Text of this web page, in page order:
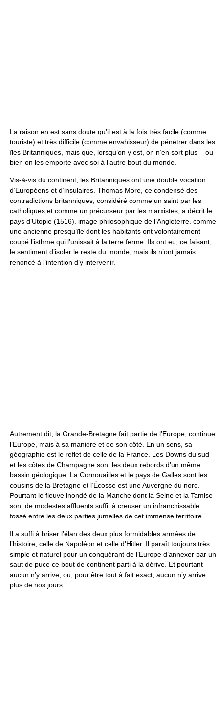
La raison en est sans doute qu’il est à la fois très facile (comme
touriste) et très difficile (comme envahisseur) de pénétrer dans les
îles Britanniques, mais que, lorsqu’on y est, on n’en sort plus – ou
bien on les emporte avec soi à l’autre bout du monde.
Vis-à-vis du continent, les Britanniques ont une double vocation
d’Européens et d’insulaires. Thomas More, ce condensé des
contradictions britanniques, considéré comme un saint par les
catholiques et comme un précurseur par les marxistes, a décrit le
pays d’Utopie (1516), image philosophique de l’Angleterre, comme
une ancienne presqu’île dont les habitants ont volontairement
coupé l’isthme qui l’unissait à la terre ferme. Ils ont eu, ce faisant,
le sentiment d’isoler le reste du monde, mais ils n’ont jamais
renoncé à l’intention d’y intervenir.
Autrement dit, la Grande-Bretagne fait partie de l’Europe, continue
l’Europe, mais à sa manière et de son côté. En un sens, sa
géographie est le reflet de celle de la France. Les Downs du sud
et les côtes de Champagne sont les deux rebords d’un même
bassin géologique. La Cornouailles et le pays de Galles sont les
cousins de la Bretagne et l’Écosse est une Auvergne du nord.
Pourtant le fleuve inondé de la Manche dont la Seine et la Tamise
sont de modestes affluents suffit à creuser un infranchissable
fossé entre les deux parties jumelles de cet immense territoire.
Il a suffi à briser l’élan des deux plus formidables armées de
l’histoire, celle de Napoléon et celle d’Hitler. Il paraît toujours très
simple et naturel pour un conquérant de l’Europe d’annexer par un
saut de puce ce bout de continent parti à la dérive. Et pourtant
aucun n’y arrive, ou, pour être tout à fait exact, aucun n’y arrive
plus de nos jours.